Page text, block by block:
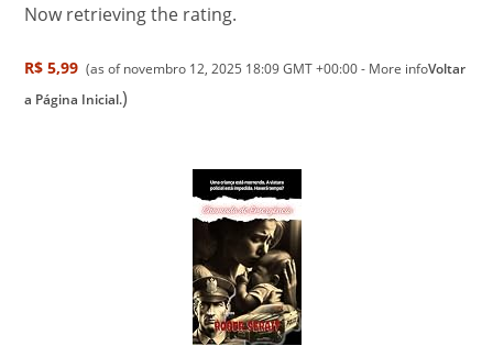
Now retrieving the rating.
R$ 5,99 (as of novembro 12, 2025 18:09 GMT +00:00 - More infoVoltar
a Página Inicial.)